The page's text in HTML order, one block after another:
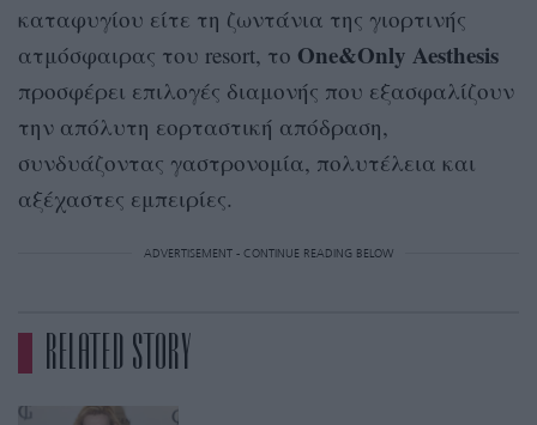
καταφυγίου είτε τη ζωντάνια της γιορτινής
ατμόσφαιρας του resort, το One&Only Aesthesis
προσφέρει επιλογές διαμονής που εξασφαλίζουν
την απόλυτη εορταστική απόδραση,
συνδυάζοντας γαστρονομία, πολυτέλεια και
αξέχαστες εμπειρίες.
ADVERTISEMENT - CONTINUE READING BELOW
RELATED STORY